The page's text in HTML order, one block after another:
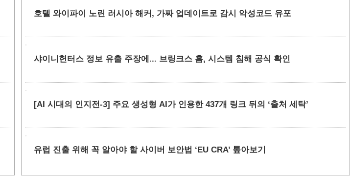
호텔 와이파이 노린 러시아 해커, 가짜 업데이트로 감시 악성코드 유포
샤이니헌터스 정보 유출 주장에... 브링크스 홈, 시스템 침해 공식 확인
[AI 시대의 인지전-3] 주요 생성형 AI가 인용한 437개 링크 뒤의 ‘출처 세탁’
유럽 진출 위해 꼭 알아야 할 사이버 보안법 ‘EU CRA’ 톺아보기